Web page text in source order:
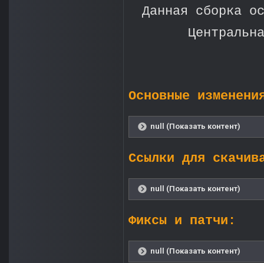
Данная сборка
Основные
null (Показать контент)
Ссылки для
null (Показать контент)
Фиксы и патчи:
null (Показать контент)